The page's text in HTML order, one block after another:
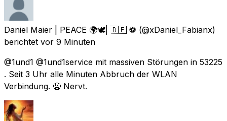
Daniel Maier | PEACE 🌍🕊| 🇩🇪 ⚽️ (@xDaniel_Fabianx)
berichtet vor 9 Minuten
@1und1 @1und1service mit massiven Störungen in 53225
. Seit 3 Uhr alle Minuten Abbruch der WLAN
Verbindung. 🤬 Nervt.